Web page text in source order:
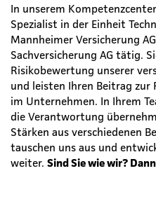
In unserem
Spezialist in der Einheit
Mannheimer Versicherung
Sachversicherung AG tätig.
Risikobewertung unserer
und leisten Ihren Beitrag zur
im Unternehmen. In Ihrem
die Verantwortung
Stärken aus verschiedenen
tauschen uns aus und
weiter. Sind Sie wie wir?